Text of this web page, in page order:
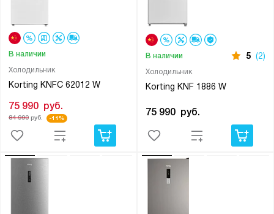
Холодильник
Korting KNFC 62012 W
В наличии
75 990 руб.
84 990руб. -11%
Холодильник
Korting KNF 1886 W
В наличии 5 (2)
75 990 руб.